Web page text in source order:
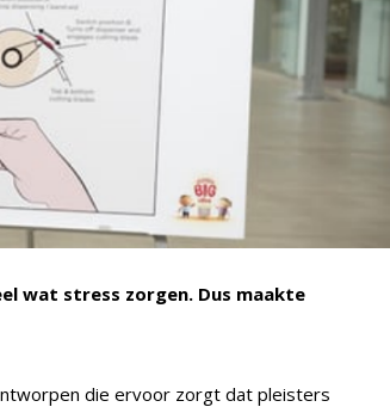
wat stress zorgen. Dus maakte
die ervoor zorgt dat pleisters